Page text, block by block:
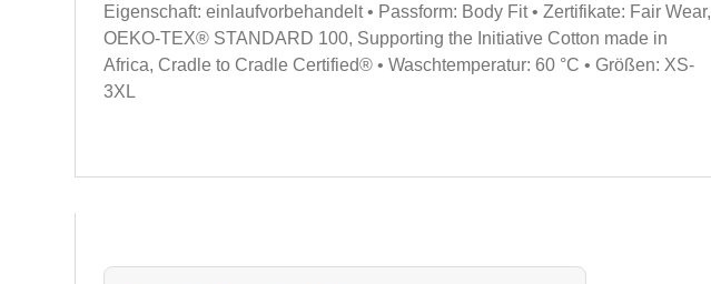
Eigenschaft: einlaufvorbehandelt • Passform: Body Fit • Zertifikate: Fair Wear,
OEKO-TEX® STANDARD 100, Supporting the Initiative Cotton made in
Africa, Cradle to Cradle Certified® • Waschtemperatur: 60 °C • Größen: XS-
3XL